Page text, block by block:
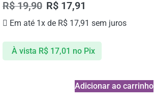
R$19,90 R$ 17,91
Em até 1x de R$ 17,91 sem juros
À vista R$17,01 no Pix
Adicionar ao carrinho